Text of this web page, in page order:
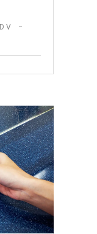
D V